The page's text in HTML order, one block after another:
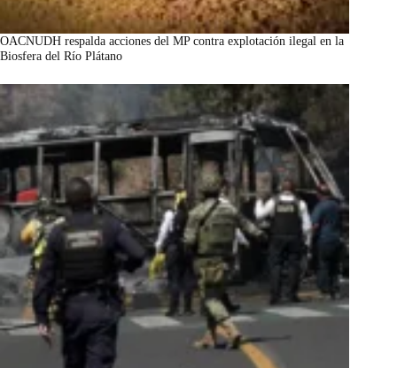
OACNUDH respalda acciones del MP contra explotación ilegal en la
Biosfera del Río Plátano